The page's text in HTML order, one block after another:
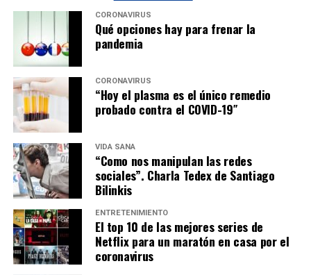
CORONAVIRUS
Qué opciones hay para frenar la
pandemia
CORONAVIRUS
“Hoy el plasma es el único remedio
probado contra el COVID-19″
VIDA SANA
“Como nos manipulan las redes
sociales”. Charla Tedex de Santiago
Bilinkis
ENTRETENIMIENTO
El top 10 de las mejores series de
Netflix para un maratón en casa por el
coronavirus